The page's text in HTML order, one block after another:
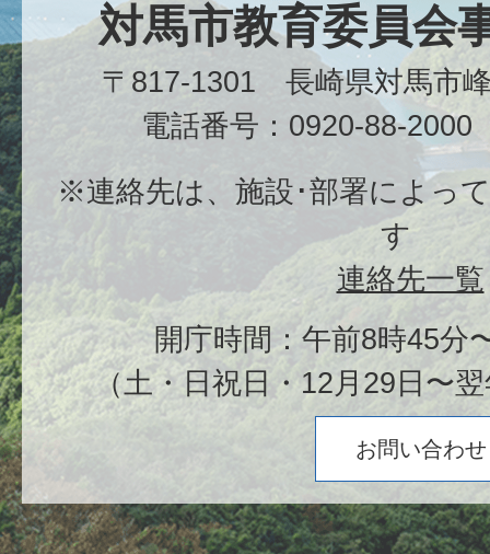
対馬市教育委員会
〒817-1301 長崎県対馬市
電話番号：0920-88-2000
※連絡先は、施設･部署によっ
す
連絡先一覧
開庁時間：午前8時45分
（土・日祝日・12月29日〜
お問い合わせ